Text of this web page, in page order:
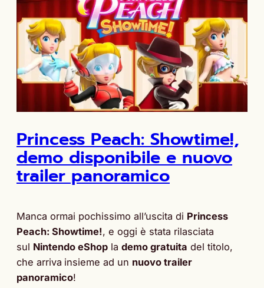
Princess Peach: Showtime!,
demo disponibile e nuovo
trailer panoramico
Manca ormai pochissimo all’uscita di Princess
Peach: Showtime!, e oggi è stata rilasciata
sul Nintendo eShop la demo gratuita del titolo,
che arriva insieme ad un nuovo trailer
panoramico!